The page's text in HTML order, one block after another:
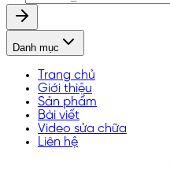
Danh mục
Trang chủ
Giới thiệu
Sản phẩm
Bài viết
Video sửa chữa
Liên hệ